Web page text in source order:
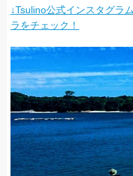
↓Tsulino公式インスタグ
ラをチェック！